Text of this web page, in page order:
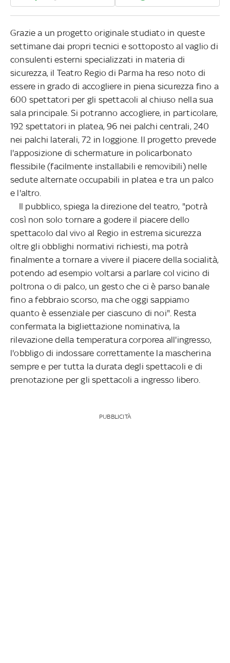
Grazie a un progetto originale studiato in queste
settimane dai propri tecnici e sottoposto al vaglio di
consulenti esterni specializzati in materia di
sicurezza, il Teatro Regio di Parma ha reso noto di
essere in grado di accogliere in piena sicurezza fino a
600 spettatori per gli spettacoli al chiuso nella sua
sala principale. Si potranno accogliere, in particolare,
192 spettatori in platea, 96 nei palchi centrali, 240
nei palchi laterali, 72 in loggione. Il progetto prevede
l'apposizione di schermature in policarbonato
flessibile (facilmente installabili e removibili) nelle
sedute alternate occupabili in platea e tra un palco
e l'altro.
Il pubblico, spiega la direzione del teatro, "potrà
così non solo tornare a godere il piacere dello
spettacolo dal vivo al Regio in estrema sicurezza
oltre gli obblighi normativi richiesti, ma potrà
finalmente a tornare a vivere il piacere della socialità,
potendo ad esempio voltarsi a parlare col vicino di
poltrona o di palco, un gesto che ci è parso banale
fino a febbraio scorso, ma che oggi sappiamo
quanto è essenziale per ciascuno di noi". Resta
confermata la bigliettazione nominativa, la
rilevazione della temperatura corporea all'ingresso,
l'obbligo di indossare correttamente la mascherina
sempre e per tutta la durata degli spettacoli e di
prenotazione per gli spettacoli a ingresso libero.
PUBBLICITÀ